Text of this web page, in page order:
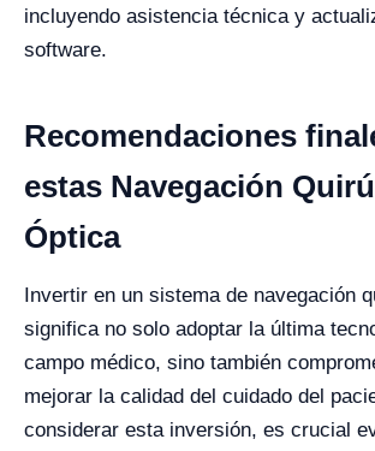
incluyendo asistencia técnica y
software.
Recomendaciones
estas Navegación
Óptica
Invertir en un sistema de navegación
significa no solo adoptar la última
campo médico, sino también
mejorar la calidad del cuidado del
considerar esta inversión, es crucial